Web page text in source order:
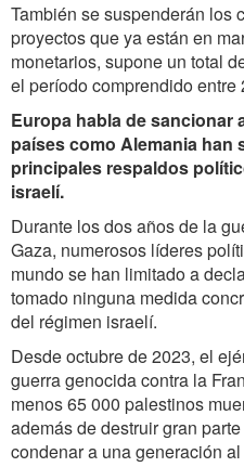
También se suspenderán los
proyectos que ya están en
monetarios, supone un total
el período comprendido entre
Europa habla de sancionar
países como Alemania han
principales respaldos
israelí.
Durante los dos años de la
Gaza, numerosos líderes
mundo se han limitado a
tomado ninguna medida
del régimen israelí.
Desde octubre de 2023, el
guerra genocida contra la
menos 65 000 palestinos
además de destruir gran
condenar a una generación